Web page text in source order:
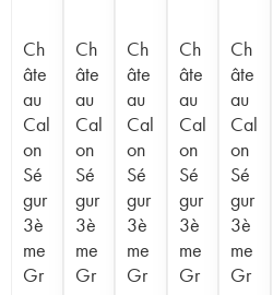
Ch
âte
au
Cal
on
Sé
gur
3è
me
Gr
Ch
âte
au
Cal
on
Sé
gur
3è
me
Gr
Ch
âte
au
Cal
on
Sé
gur
3è
me
Gr
Ch
âte
au
Cal
on
Sé
gur
3è
me
Gr
Ch
âte
au
Cal
on
Sé
gur
3è
me
Gr